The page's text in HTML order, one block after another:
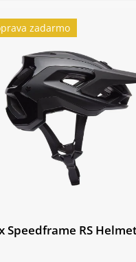
zadarmo
Speedframe RS